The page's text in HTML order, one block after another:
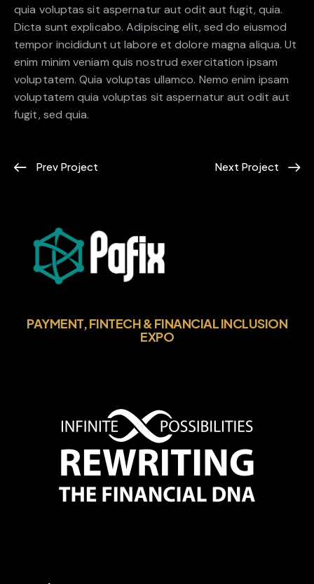
quia voluptas sit aspernatur aut odit aut fugit, quia.
Dicta sunt explicabo. Adipiscing elit, sed do eiusmod
tempor incididunt ut labore et dolore magna aliqua. Ut
enim minim veniam quis nostrud exercitation ipsam
voluptatem. Quia voluptas ullamco. Nemo enim ipsam
voluptatem quia voluptas sit aspernatur aut odit aut
fugit, sed quia.
Prev Project Next Project
PAYMENT, FINTECH & FINANCIAL INCLUSION
EXPO